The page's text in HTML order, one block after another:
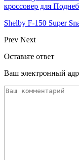
кроссовер для
Shelby F-150 Super
Prev Next
Оставьте ответ
Ваш электронный